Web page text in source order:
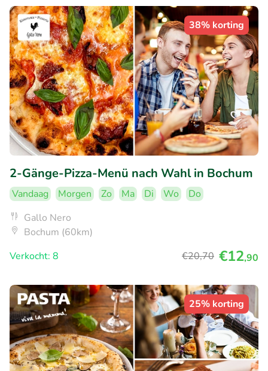
38% korting
2-Gänge-Pizza-Menü nach Wahl in Bochum
Vandaag Morgen Zo Ma Di Wo
Do
Gallo Nero
Bochum (60km)
Verkocht: 8
€20,70 €12,90
25% korting